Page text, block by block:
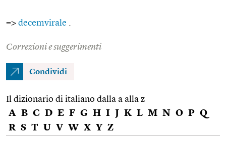
=> decemvirale
Correzioni e suggerimenti
Condividi
Il dizionario di italiano dalla a alla z
A B C D E F G H I J K L M N O P Q
R S T U V W X Y Z